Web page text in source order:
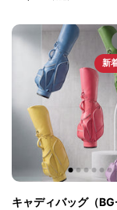
キャディバッグ（
新